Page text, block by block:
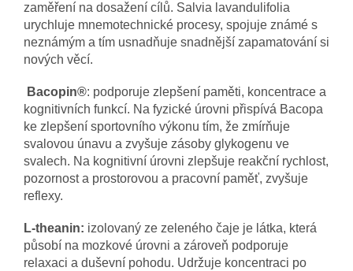
zaměření na dosažení cílů. Salvia lavandulifolia
urychluje mnemotechnické procesy, spojuje známé s
neznámým a tím usnadňuje snadnější zapamatování si
nových věcí.
Bacopin®: podporuje zlepšení paměti, koncentrace a
kognitivních funkcí. Na fyzické úrovni přispívá Bacopa
ke zlepšení sportovního výkonu tím, že zmírňuje
svalovou únavu a zvyšuje zásoby glykogenu ve
svalech. Na kognitivní úrovni zlepšuje reakční rychlost,
pozornost a prostorovou a pracovní paměť, zvyšuje
reflexy.
L-theanin: izolovaný ze zeleného čaje je látka, která
působí na mozkové úrovni a zároveň podporuje
relaxaci a duševní pohodu. Udržuje koncentraci po